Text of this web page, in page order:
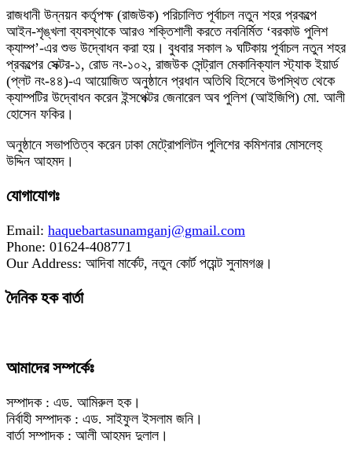
রাজধানী উন্নয়ন কর্তৃপক্ষ (রাজউক) পরিচালিত পূর্বাচল নতুন শহর প্রকল্পে
আইন-শৃঙ্খলা ব্যবস্থাকে আরও শক্তিশালী করতে নবনির্মিত ‘বরকাউ পুলিশ
ক্যাম্প’-এর শুভ উদ্বোধন করা হয়। বুধবার সকাল ৯ ঘটিকায় পূর্বাচল নতুন শহর
প্রকল্পের সেক্টর-১, রোড নং-১০২, রাজউক সেন্ট্রাল মেকানিক্যাল স্ট্যাক ইয়ার্ড
(প্লট নং-৪৪)-এ আয়োজিত অনুষ্ঠানে প্রধান অতিথি হিসেবে উপস্থিত থেকে
ক্যাম্পটির উদ্বোধন করেন ইন্সপেক্টর জেনারেল অব পুলিশ (আইজিপি) মো. আলী
হোসেন ফকির।
অনুষ্ঠানে সভাপতিত্ব করেন ঢাকা মেট্রোপলিটন পুলিশের কমিশনার মোসলেহ্
উদ্দিন আহমদ।
যোগাযোগঃ
Email: haquebartasunamganj@gmail.com
Phone: 01624-408771
Our Address: আদিবা মার্কেট, নতুন কোর্ট পয়েন্ট সুনামগঞ্জ।
দৈনিক হক বার্তা
আমাদের সম্পর্কেঃ
সম্পাদক : এড. আমিরুল হক।
নির্বাহী সম্পাদক : এড. সাইফুল ইসলাম জনি।
বার্তা সম্পাদক : আলী আহমদ দুলাল।